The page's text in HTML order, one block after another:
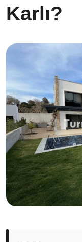
Karlı?